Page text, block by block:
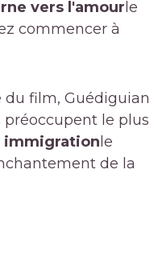
vers l'amour le
commencer à
du film, Guédiguian
le plus
immigration le
de la